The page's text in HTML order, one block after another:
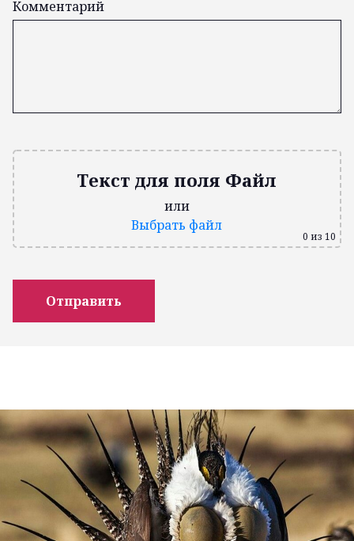
Комментарий
Текст для поля Файл
или
Выбрать файл
0 из 10